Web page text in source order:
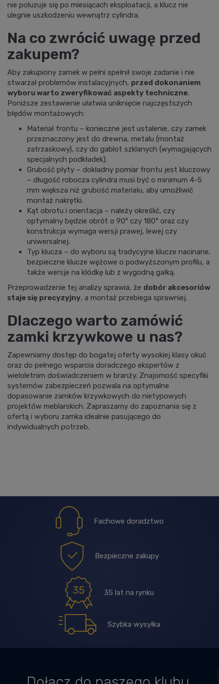
nie poluzuje się po miesiącach eksploatacji, a klucz nie
ulegnie uszkodzeniu wewnątrz cylindra.
Na co zwrócić uwagę przed
zakupem?
Aby zakupiony zamek w pełni spełnił swoje zadanie i nie
stwarzał problemów instalacyjnych, przed dokonaniem
wyboru warto zweryfikować aspekty techniczne.
Poniższe zestawienie ułatwia uniknięcie najczęstszych
błędów montażowych:
Materiał frontu – konieczne jest ustalenie, czy zamek
przeznaczony jest do drewna, metalu (montaż
zatrzaskowy), czy do gablot szklanych (wymagających
specjalnych podkładek).
Grubość płyty – dokładny pomiar frontu jest kluczowy
– długość robocza cylindra musi być o minimum 4-5
mm większa niż grubość materiału, aby umożliwić
montaż nakrętki.
Kąt obrotu i orientacja – należy określić, czy
optymalny będzie obrót o 90° czy 180° oraz czy
konstrukcja wymaga wersji prawej, lewej czy
uniwersalnej.
Typ klucza – do wyboru są tradycyjne klucze nacinane,
bezpieczne klucze wężowe o podwyższonym profilu, a
także wersje na kłódkę lub z wygodną gałką.
Przeprowadzenie tej analizy sprawia, że dobór akcesoriów
staje się precyzyjny, a montaż przebiega sprawniej.
Dlaczego warto zamówić
zamki krzywkowe u nas?
Zapewniamy dostęp do bogatej oferty wysokiej klasy okuć
oraz do pełnego wsparcia doradczego ekspertów z
wieloletnim doświadczeniem w branży. Znajomość specyfiki
systemów zabezpieczeń pozwala na optymalne
dopasowanie zamków krzywkowych do nietypowych
projektów meblarskich. Zapraszamy do zapoznania się z
ofertą i wyboru zamka idealnie pasującego do
indywidualnych potrzeb.
Fachowe doradztwo
Bezpieczne zakupy
35 lat na rynku
Szybka wysyłka